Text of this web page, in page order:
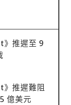
》推遲至 9
》推遲難阻
億美元